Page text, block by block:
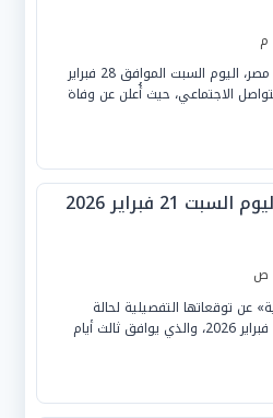
فُجع الوسط الفني والإعلامي في مصر، اليوم السبت الموافق 28 فبراير
التواصل الاجتماعي، حيث أُعلن عن وفاة
فبراير 2026
عن توقعاتها التفصيلية لحالة
الطقس اليوم السبت، الموافق 21 فبراير 2026، والذي يوافق ثالث أيام